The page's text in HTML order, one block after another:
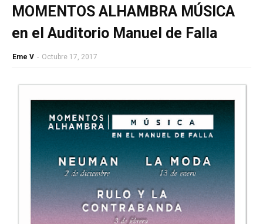
MOMENTOS ALHAMBRA MÚSICA
en el Auditorio Manuel de Falla
Eme V - Octubre 17, 2017